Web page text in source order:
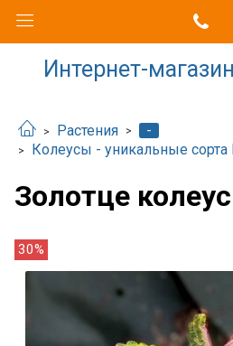
Интернет-
Растения
-
Колеусы - уникальные
Золотце колеус
30%